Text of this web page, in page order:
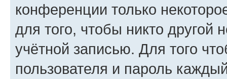
конференции только
для того, чтобы никто другой
учётной записью. Для того
пользователя и пароль